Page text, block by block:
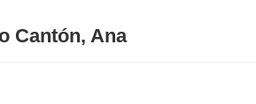
Cantón, Ana